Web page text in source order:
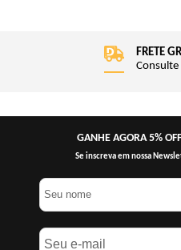
FRETE
GANHE AGORA 5%
Se inscreva em nossa